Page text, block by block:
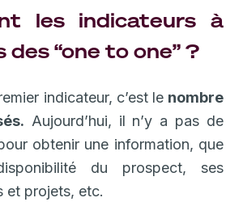
les indicateurs à
des “one to one” ?
indicateur, c’est le nombre
Aujourd’hui, il n’y a pas de
obtenir une information, que
du prospect, ses
et projets, etc.